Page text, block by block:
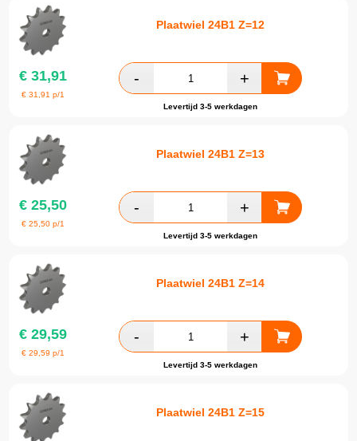
Plaatwiel 24B1 Z=12
€ 31,91
€31,91 p/1
Levertijd 3-5 werkdagen
Plaatwiel 24B1 Z=13
€ 25,50
€25,50 p/1
Levertijd 3-5 werkdagen
Plaatwiel 24B1 Z=14
€ 29,59
€29,59 p/1
Levertijd 3-5 werkdagen
Plaatwiel 24B1 Z=15